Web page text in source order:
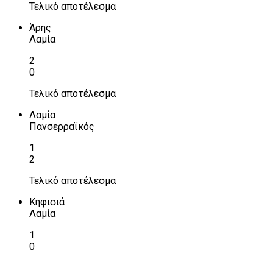
Τελικό αποτέλεσμα
Άρης
Λαμία
2
0
Τελικό αποτέλεσμα
Λαμία
Πανσερραϊκός
1
2
Τελικό αποτέλεσμα
Κηφισιά
Λαμία
1
0